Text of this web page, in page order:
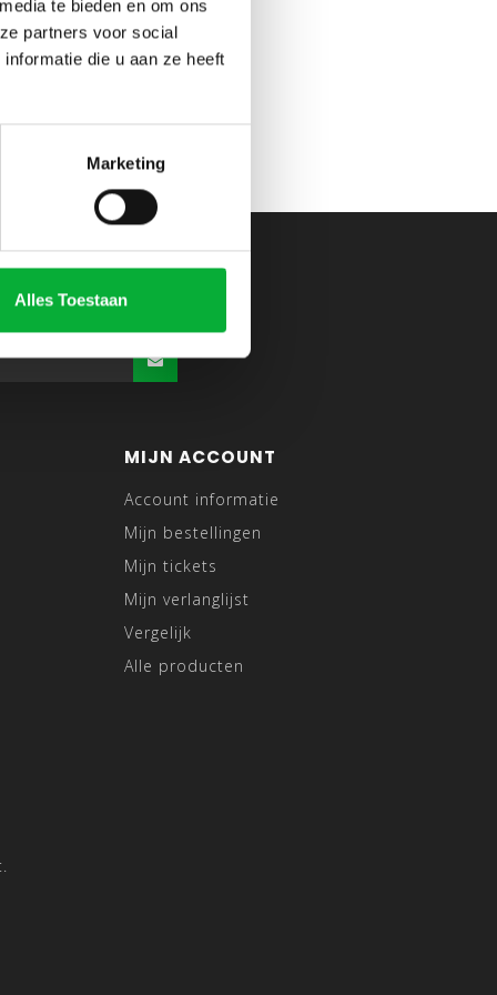
te bieden en om ons
partners voor social
die u aan ze heeft
Marketing
Alles Toestaan
MIJN ACCOUNT
Account informatie
Mijn bestellingen
Mijn tickets
Mijn verlanglijst
Vergelijk
Alle producten